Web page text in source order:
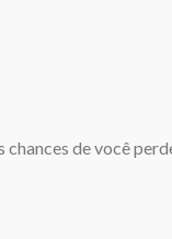
de você